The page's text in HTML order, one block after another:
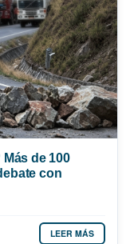
de 100
con
LEER MÁS